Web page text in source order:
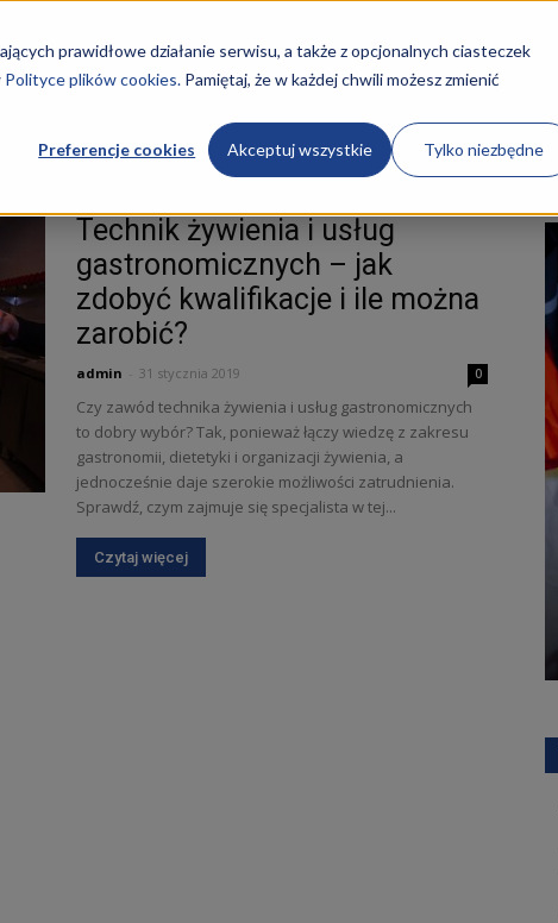
prawidłowe działanie serwisu, a także z opcjonalnych ciasteczek
Polityce plików cookies.Pamiętaj, że w każdej chwili możesz zmienić
Preferencje cookies Akceptuj wszystkie Tylko niezbędne
STRONA GŁÓWNA KURSY O NAS REKRUTACJA
Technik żywienia i usług
gastronomicznych – jak
zdobyć kwalifikacje i ile można
zarobić?
admin 31 stycznia 2019 0
Czy zawód technika żywienia i usług gastronomicznych
to dobry wybór? Tak, ponieważ łączy wiedzę z zakresu
gastronomii, dietetyki i organizacji żywienia, a
jednocześnie daje szerokie możliwości zatrudnienia.
Sprawdź, czym zajmuje się specjalista w tej...
Czytaj więcej